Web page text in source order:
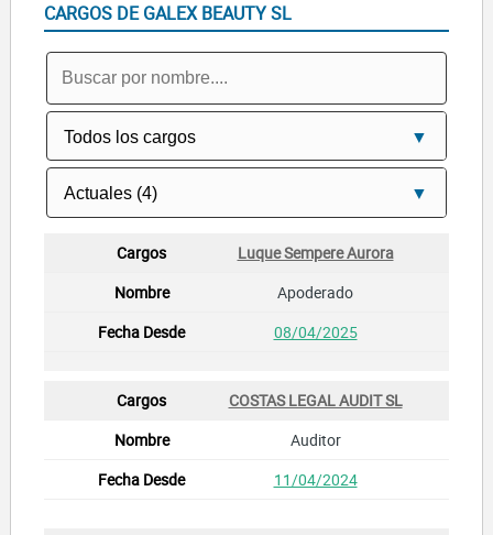
CARGOS DE GALEX BEAUTY SL
Luque Sempere Aurora
Apoderado
08/04/2025
COSTAS LEGAL AUDIT SL
Auditor
11/04/2024